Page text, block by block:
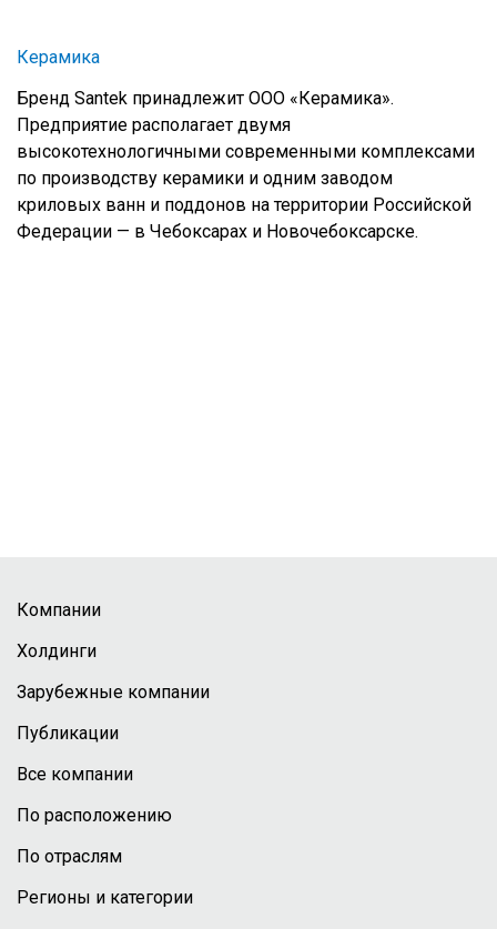
Керамика
Бренд Santek принадлежит ООО «Керамика».
Предприятие располагает двумя
высокотехнологичными современными комплексами
по производству керамики и одним заводом
криловых ванн и поддонов на территории Российской
Федерации — в Чебоксарах и Новочебоксарске.
Компании
Холдинги
Зарубежные компании
Публикации
Все компании
По расположению
По отраслям
Регионы и категории